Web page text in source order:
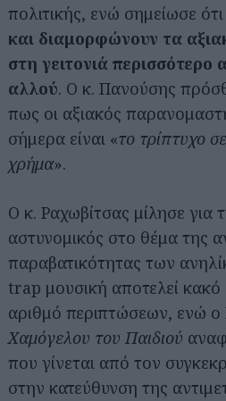
πολιτικής, ενώ σημείωσε ότι
και διαμορφώνουν τα
στη γειτονιά
αλλού. Ο κ. Πανούσης
πως οι αξιακός
σήμερα είναι «το τρίπτυχο
χρήμα».
Ο κ. Ραχωβίτσας μίλησε για
αστυνομικός στο θέμα της
παραβατικότητας των
trap μουσική αποτελεί
αριθμό περιπτώσεων, ενώ ο
Χαμόγελου του Παιδιού
που γίνεται από τον
στην κατεύθυνση της